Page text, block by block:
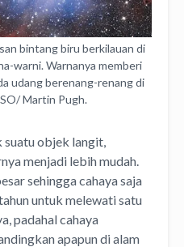
bintang biru berkilauan di
warni. Warnanya memberi
udang berenang-renang di
Martin Pugh.
suatu objek langit,
menjadi lebih mudah.
sehingga cahaya saja
untuk melewati satu
padahal cahaya
apapun di alam